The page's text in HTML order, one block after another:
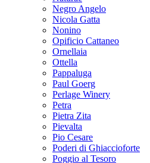
Negro Angelo
Nicola Gatta
Nonino
Opificio Cattaneo
Ornellaia
Ottella
Pappaluga
Paul Goerg
Perlage Winery
Petra
Pietra Zita
Pievalta
Pio Cesare
Poderi di Ghiaccioforte
Poggio al Tesoro